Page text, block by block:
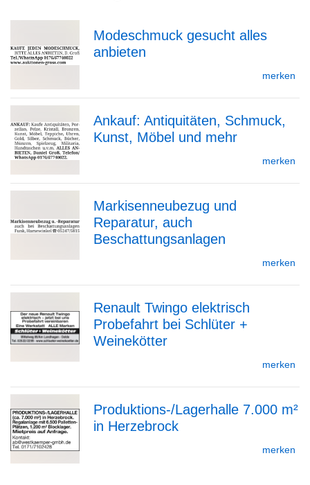
zur
Detailseite
Modeschmuck gesucht alles
anbieten
merken
zur
Detailseite
Ankauf: Antiquitäten, Schmuck,
Kunst, Möbel und mehr
merken
zur
Detailseite
Markisenneubezug und
Reparatur, auch
Beschattungsanlagen
merken
zur
Detailseite
Renault Twingo elektrisch
Probefahrt bei Schlüter +
Weinekötter
merken
Produktions-/Lagerhalle 7.000 m²
in Herzebrock
merken